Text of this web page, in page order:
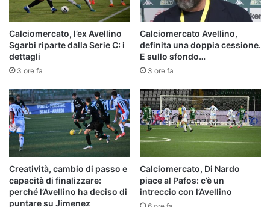
Calciomercato, l’ex Avellino
Sgarbi riparte dalla Serie C: i
dettagli
3 ore fa
Calciomercato Avellino,
definita una doppia cessione.
E sullo sfondo…
3 ore fa
Creatività, cambio di passo e
capacità di finalizzare:
perché l’Avellino ha deciso di
puntare su Jimenez
Calciomercato, Di Nardo
piace al Pafos: c’è un
intreccio con l’Avellino